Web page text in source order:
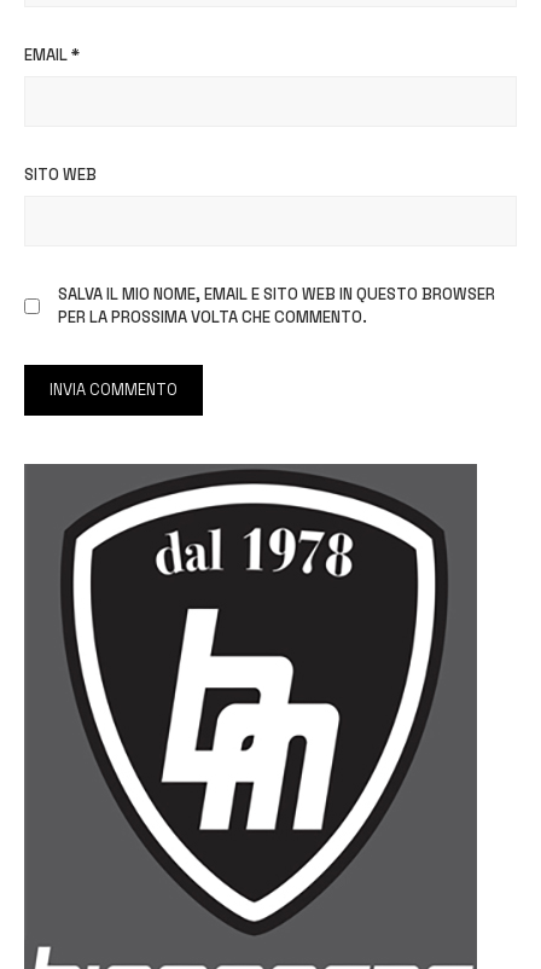
EMAIL*
SITO WEB
SALVA IL MIO NOME, EMAIL E SITO WEB IN QUESTO BROWSER
PER LA PROSSIMA VOLTA CHE COMMENTO.